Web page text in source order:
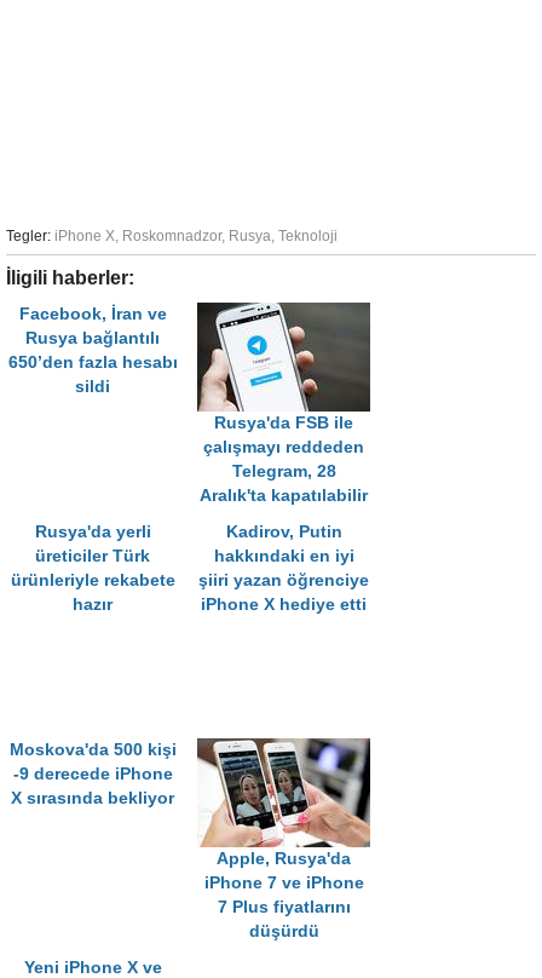
Tegler: iPhone X, Roskomnadzor, Rusya, Teknoloji
İligili haberler:
Facebook, İran ve
Rusya bağlantılı
650’den fazla hesabı
sildi
Rusya'da FSB ile
çalışmayı reddeden
Telegram, 28
Aralık'ta kapatılabilir
Rusya'da yerli
üreticiler Türk
ürünleriyle rekabete
hazır
Kadirov, Putin
hakkındaki en iyi
şiiri yazan öğrenciye
iPhone X hediye etti
Moskova'da 500 kişi
-9 derecede iPhone
X sırasında bekliyor
Apple, Rusya'da
iPhone 7 ve iPhone
7 Plus fiyatlarını
düşürdü
Yeni iPhone X ve